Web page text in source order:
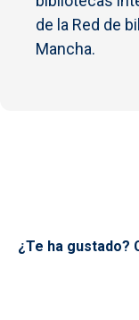
de la Red de
Mancha.
¿Te ha gustado?